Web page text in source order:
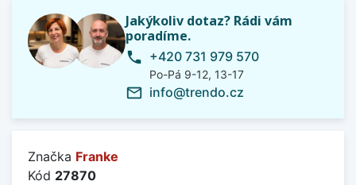
Jakýkoliv dotaz? Rádi vám
poradíme.
phone +420 731 979 570
Po-Pá 9-12, 13-17
mail_outline info@trendo.cz
Značka Franke
Kód 27870